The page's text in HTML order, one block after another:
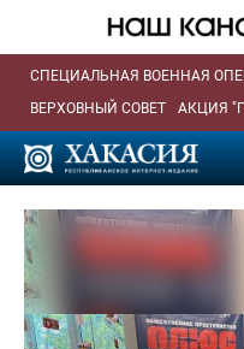
СПЕЦИАЛЬНАЯ ВОЕННАЯ
ВЕРХОВНЫЙ СОВЕТ
АКЦИЯ